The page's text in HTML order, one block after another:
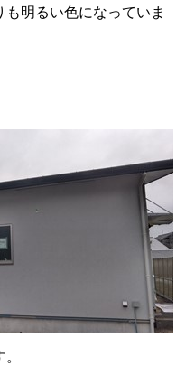
明るい色になっていま